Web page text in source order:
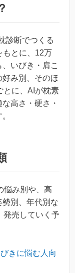
診断でつくる
もとに、12万
いびき・肩こ
み別、そのほ
とに、AIが枕素
高さ・硬さ・
悩み別や、高
別、年代別な
発売していく予
きに悩む人向